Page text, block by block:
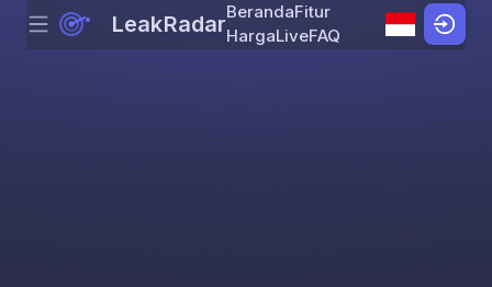
Skip to content
Menu LeakRadarBerandaFitur
HargaLiveFAQ